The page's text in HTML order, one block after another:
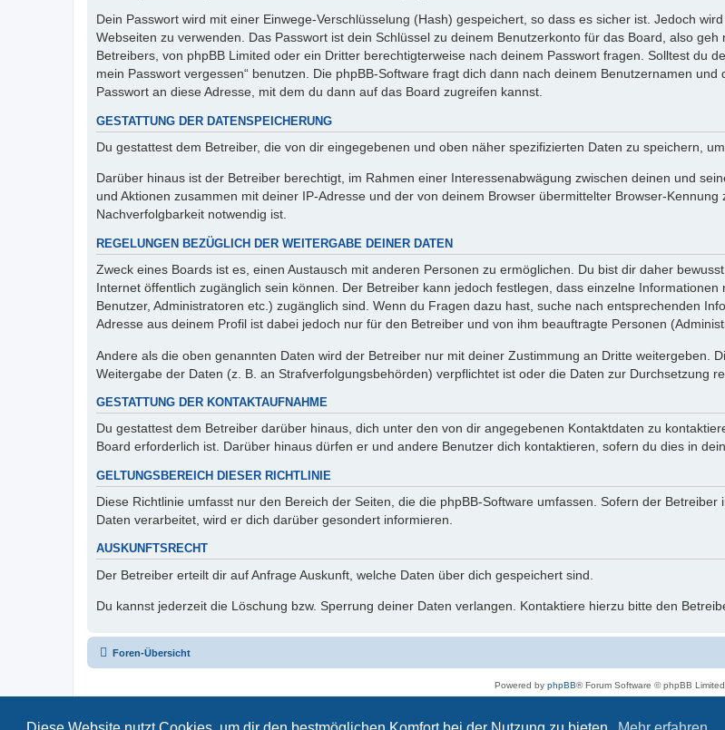
Dein Passwort wird mit einer Einwege-Verschlüsselung (Hash) gespeichert, so dass es sicher ist. Jedoch
Webseiten zu verwenden. Das Passwort ist dein Schlüssel zu deinem Benutzerkonto für das Board, also
Betreibers, von phpBB Limited oder ein Dritter berechtigterweise nach deinem Passwort fragen. Solltest du
mein Passwort vergessen“ benutzen. Die phpBB-Software fragt dich dann nach deinem Benutzernamen
Passwort an diese Adresse, mit dem du dann auf das Board zugreifen kannst.
GESTATTUNG DER DATENSPEICHERUNG
Du gestattest dem Betreiber, die von dir eingegebenen und oben näher spezifizierten Daten zu speichern,
Darüber hinaus ist der Betreiber berechtigt, im Rahmen einer Interessenabwägung zwischen deinen und
und Aktionen zusammen mit deiner IP-Adresse und der von deinem Browser übermittelter Browser-
Nachverfolgbarkeit notwendig ist.
REGELUNGEN BEZÜGLICH DER WEITERGABE DEINER DATEN
Zweck eines Boards ist es, einen Austausch mit anderen Personen zu ermöglichen. Du bist dir daher
Internet öffentlich zugänglich sein können. Der Betreiber kann jedoch festlegen, dass einzelne
Benutzer, Administratoren etc.) zugänglich sind. Wenn du Fragen dazu hast, suche nach entsprechenden
Adresse aus deinem Profil ist dabei jedoch nur für den Betreiber und von ihm beauftragte Personen
Andere als die oben genannten Daten wird der Betreiber nur mit deiner Zustimmung an Dritte weitergeben.
Weitergabe der Daten (z. B. an Strafverfolgungsbehörden) verpflichtet ist oder die Daten zur Durchsetzung
GESTATTUNG DER KONTAKTAUFNAHME
Du gestattest dem Betreiber darüber hinaus, dich unter den von dir angegebenen Kontaktdaten zu
Board erforderlich ist. Darüber hinaus dürfen er und andere Benutzer dich kontaktieren, sofern du dies in
GELTUNGSBEREICH DIESER RICHTLINIE
Diese Richtlinie umfasst nur den Bereich der Seiten, die die phpBB-Software umfassen. Sofern der
Daten verarbeitet, wird er dich darüber gesondert informieren.
AUSKUNFTSRECHT
Der Betreiber erteilt dir auf Anfrage Auskunft, welche Daten über dich gespeichert sind.
Du kannst jederzeit die Löschung bzw. Sperrung deiner Daten verlangen. Kontaktiere hierzu bitte den
Foren-Übersicht
Powered by phpBB® Forum Software © phpBB Limited